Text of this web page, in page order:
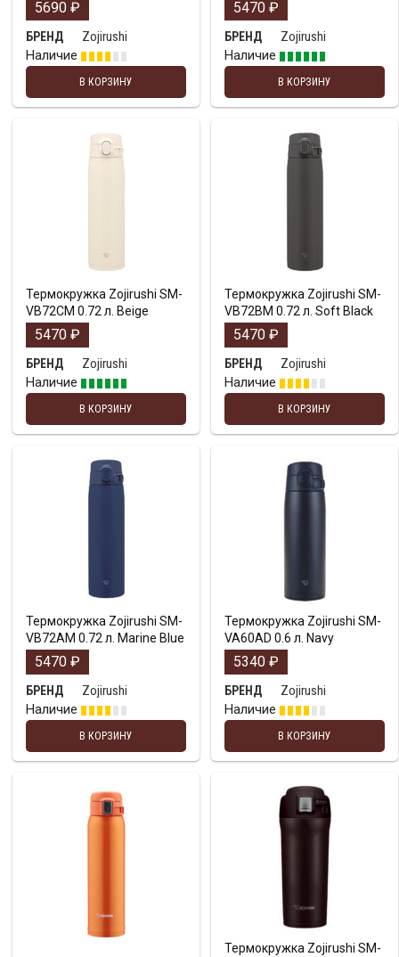
5690 ₽
БРЕНД
Zojirushi
Наличие
В КОРЗИНУ
5470 ₽
БРЕНД
Zojirushi
Наличие
В КОРЗИНУ
Термокружка Zojirushi SM-
VB72CM 0.72 л. Beige
5470 ₽
БРЕНД
Zojirushi
Наличие
В КОРЗИНУ
Термокружка Zojirushi SM-
VB72BM 0.72 л. Soft Black
5470 ₽
БРЕНД
Zojirushi
Наличие
В КОРЗИНУ
Термокружка Zojirushi SM-
VB72AM 0.72 л. Marine Blue
5470 ₽
БРЕНД
Zojirushi
Наличие
В КОРЗИНУ
Термокружка Zojirushi SM-
VA60AD 0.6 л. Navy
5340 ₽
БРЕНД
Zojirushi
Наличие
В КОРЗИНУ
Термокружка Zojirushi SM-